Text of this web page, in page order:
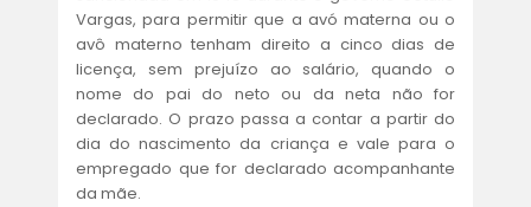
Vargas, para permitir que a avó materna ou o
avô materno tenham direito a cinco dias de
licença, sem prejuízo ao salário, quando o
nome do pai do neto ou da neta não for
declarado. O prazo passa a contar a partir do
dia do nascimento da criança e vale para o
empregado que for declarado acompanhante
da mãe.